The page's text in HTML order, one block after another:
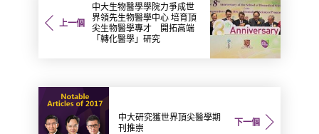
上一個
中大生物醫學學院力爭成世
界領先生物醫學中心 培育頂
尖生物醫學專才 開拓高端
「轉化醫學」研究
下一個
中大研究獲世界頂尖醫學期
刊推崇